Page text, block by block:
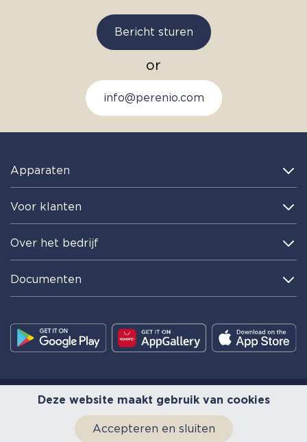
Bericht sturen
or
info@perenio.com
Apparaten
Voor klanten
Over het bedrijf
Documenten
Deze website maakt gebruik van cookies
Accepteren en sluiten